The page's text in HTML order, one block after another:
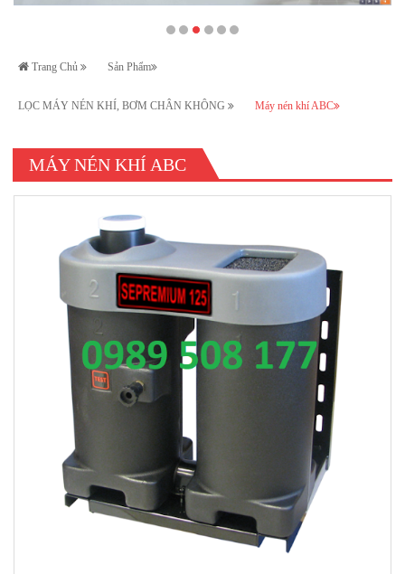
Trang Chủ Sản Phẩm
LỌC MÁY NÉN KHÍ, BƠM CHÂN KHÔNG Máy nén khí ABC
MÁY NÉN KHÍ ABC